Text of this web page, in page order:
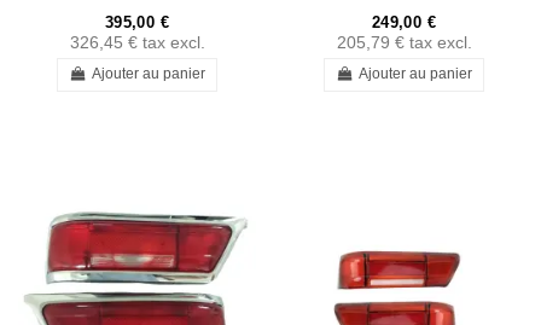
395,00 €
326,45 € tax excl.
Ajouter au panier
249,00 €
205,79 € tax excl.
Ajouter au panier